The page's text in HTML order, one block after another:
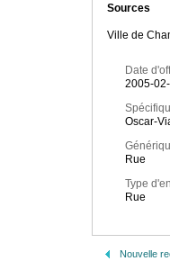
Sources
Ville de
Date
2005-
Oscar-
Rue
Type
Rue
Nouvelle